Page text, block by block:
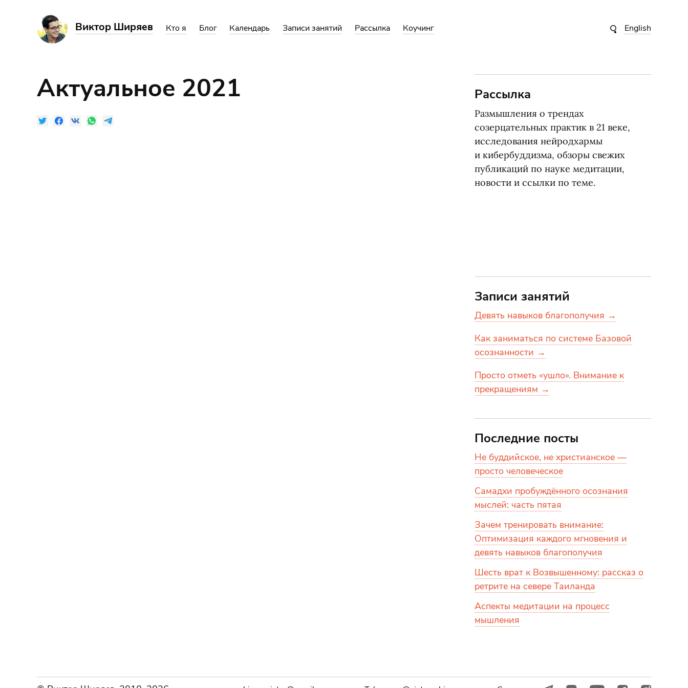
English
Виктор Ширяев Кто я Блог Календарь Записи занятий Рассылка Коучинг
Актуальное 2021 Рассылка
Размышления о трендах
созерцательных практик в 21 веке,
исследования нейродхармы
и кибербуддизма, обзоры свежих
публикаций по науке медитации,
новости и ссылки по теме.
Записи занятий
Девять навыков благополучия →
Как заниматься по системе Базовой
осознанности →
Просто отметь «ушло». Внимание к
прекращениям →
Последние посты
Не буддийское, не христианское —
просто человеческое
Самадхи пробуждённого осознания
мыслей: часть пятая
Зачем тренировать внимание:
Оптимизация каждого мгновения и
девять навыков благополучия
Шесть врат к Возвышенному: рассказ о
ретрите на севере Таиланда
Аспекты медитации на процесс
мышления